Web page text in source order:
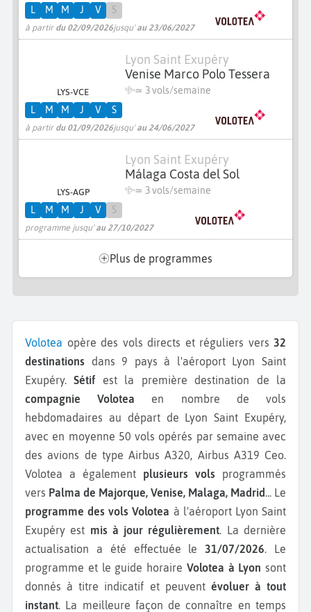
à partir du 02/09/2026jusqu'au 23/06/2027
L M M J V S
LYS-VCE
Lyon Saint Exupéry
Venise Marco Polo Tessera
≃ 3 vols/semaine
à partir du 01/09/2026jusqu'au 24/06/2027
L M M J V S
LYS-AGP
Lyon Saint Exupéry
Málaga Costa del Sol
≃ 3 vols/semaine
programme jusqu'au 27/10/2027
L M M J V S
Plus de programmes
Volotea opère des vols directs et réguliers vers 32
destinations dans 9 pays à l'aéroport Lyon Saint
Exupéry.Sétif est la première destination de la
compagnie Volotea en nombre de vols
hebdomadaires au départ de Lyon Saint Exupéry,
avec en moyenne 50 vols opérés par semaine avec
des avions de type Airbus A320, Airbus A319 Ceo.
Volotea a également plusieurs vols programmés
vers Palma de Majorque, Venise, Malaga, Madrid
Le
programme des vols Volotea à l'aéroport Lyon Saint
Exupéry est mis à jour régulièrement . La dernière
actualisation a été effectuée le 31/07/2026 . Le
programme et le guide horaire Volotea à Lyon sont
donnés à titre indicatif et peuvent évoluer à tout
instant . La meilleure façon de connaître en temps